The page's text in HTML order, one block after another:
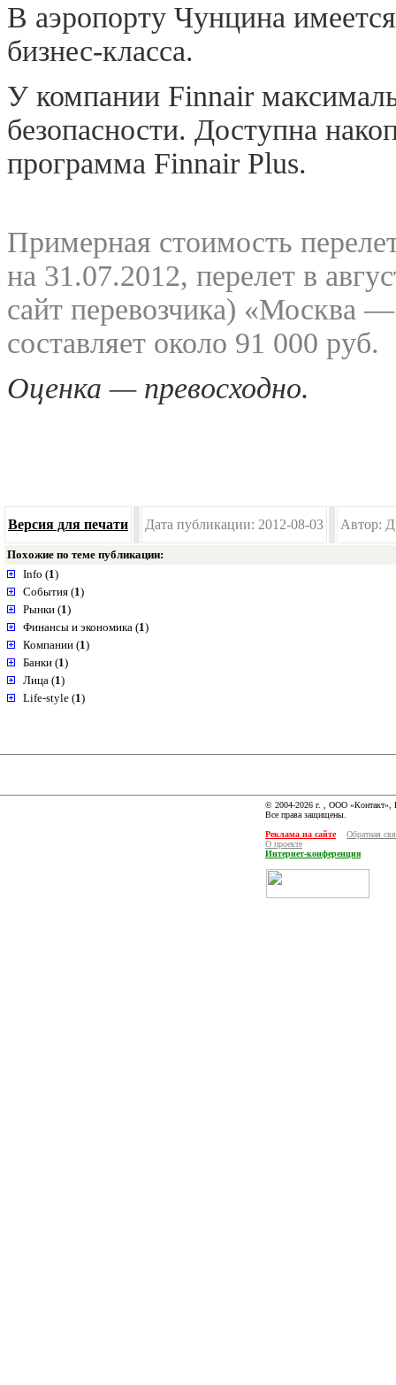
В аэропорту Чунцина
бизнес-класса.
У компании Finnair
безопасности. Доступна
программа Finnair Plus.
Примерная стоимость
на 31.07.2012, перелет в
сайт перевозчика)
составляет около 91 000 руб.
Оценка — превосходно.
Версия для печати Дата публикации: 2012-08-03 Автор:
Похожие по теме публикации:
Info (1)
События (1)
Рынки (1)
Финансы и экономика (1)
Компании (1)
Банки (1)
Лица (1)
Life-style (1)
© 2004-2026 г. , ООО «Контакт»,
Все права защищены.
Реклама на сайте
Обратная
О проекте
Интернет-конференция